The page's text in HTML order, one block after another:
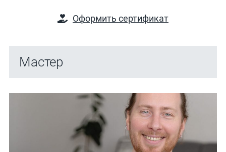
Оформить сертификат
Мастер